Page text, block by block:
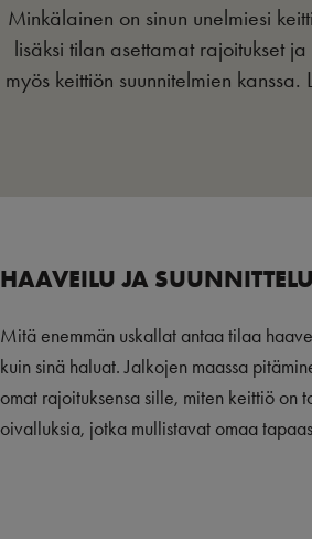
Minkälainen on sinun unelmiesi
lisäksi tilan asettamat rajoitukset
myös keittiön suunnitelmien
HAAVEILU JA
Mitä enemmän uskallat antaa tilaa
kuin sinä haluat. Jalkojen maassa
omat rajoituksensa sille, miten keittiö on
oivalluksia, jotka mullistavat omaa